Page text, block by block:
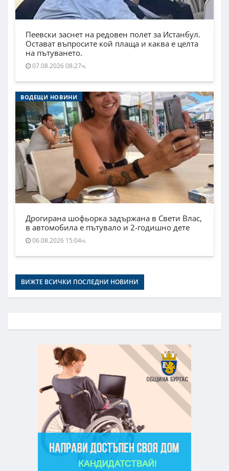
Пеевски заснет на редовен полет за Истанбул.
Остават въпросите кой плаща и каква е целта
на пътуването.
07.08.2026 08:27ч.
ВОДЕЩИ НОВИНИ
Дрогирана шофьорка задържана в Свети Влас,
в автомобила е пътувало и 2-годишно дете
06.08.2026 15:04ч.
ВИЖТЕ ВСИЧКИ ПОСЛЕДНИ НОВИНИ